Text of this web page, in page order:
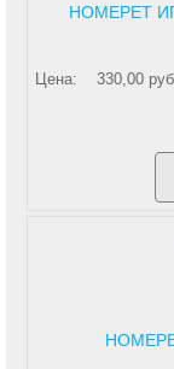
HOMEPET
Цена: 330,00 руб